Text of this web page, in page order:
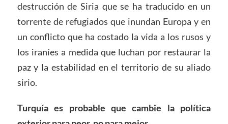
destrucción de Siria que se ha traducido en un
torrente de refugiados que inundan Europa y en
un conflicto que ha costado la vida a los rusos y
los iraníes a medida que luchan por restaurar la
paz y la estabilidad en el territorio de su aliado
sirio.
Turquía es probable que cambie la política